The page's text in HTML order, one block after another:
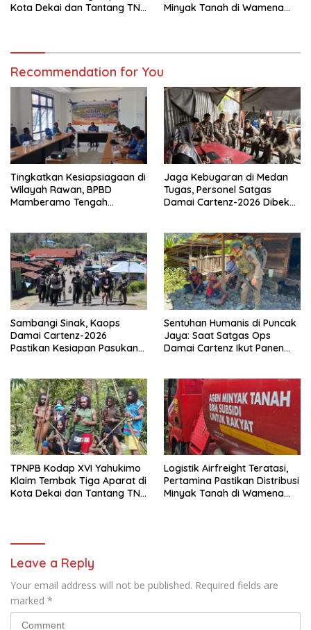
Kota Dekai dan Tantang TNI-
Minyak Tanah di Wamena
Recommendation for You
Tingkatkan Kesiapsiagaan di
Wilayah Rawan, BPBD
Mamberamo Tengah
Jaga Kebugaran di Medan
Tugas, Personel Satgas
Damai Cartenz-2026 Dibekali
Sambangi Sinak, Kaops
Damai Cartenz-2026
Pastikan Kesiapan Pasukan
Sentuhan Humanis di Puncak
Jaya: Saat Satgas Ops
Damai Cartenz Ikut Panen
TPNPB Kodap XVI Yahukimo
Klaim Tembak Tiga Aparat di
Kota Dekai dan Tantang TNI-
Logistik Airfreight Teratasi,
Pertamina Pastikan Distribusi
Minyak Tanah di Wamena
Leave a Reply
Your email address will not be published. Required fields are
marked *